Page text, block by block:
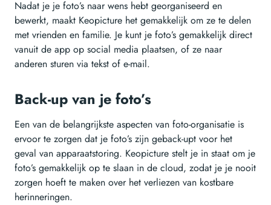
Nadat je je foto’s naar wens hebt georganiseerd en
bewerkt, maakt Keopicture het gemakkelijk om ze te delen
met vrienden en familie. Je kunt je foto’s gemakkelijk direct
vanuit de app op social media plaatsen, of ze naar
anderen sturen via tekst of e-mail.
Back-up van je foto’s
Een van de belangrijkste aspecten van foto-organisatie is
ervoor te zorgen dat je foto’s zijn geback-upt voor het
geval van apparaatstoring. Keopicture stelt je in staat om je
foto’s gemakkelijk op te slaan in de cloud, zodat je je nooit
zorgen hoeft te maken over het verliezen van kostbare
herinneringen.